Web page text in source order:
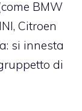
BMW
Citroen
si innesta
di